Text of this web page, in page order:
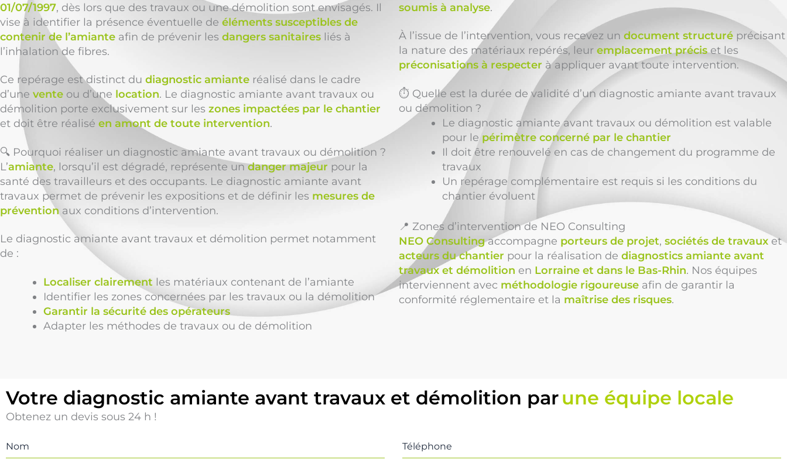
01/07/1997, dès lors que des travaux ou une démolition sont envisagés. Il
vise à identifier la présence éventuelle de éléments susceptibles de
contenir de l’amiante afin de prévenir les dangers sanitaires liés à
l’inhalation de fibres.
Ce repérage est distinct du diagnostic amiante réalisé dans le cadre
d’une vente ou d’une location. Le diagnostic amiante avant travaux ou
démolition porte exclusivement sur les zones impactées par le chantier
et doit être réalisé en amont de toute intervention.
🔍 Pourquoi réaliser un diagnostic amiante avant travaux ou démolition ?
L’amiante, lorsqu’il est dégradé, représente undanger majeur pour la
santé des travailleurs et des occupants. Le diagnostic amiante avant
travaux permet de prévenir les expositions et de définir les mesures de
prévention aux conditions d’intervention.
Le diagnostic amiante avant travaux et démolition permet notamment
de :
Localiser clairement les matériaux contenant de l’amiante
Identifier les zones concernées par les travaux ou la démolition
Garantir la sécurité des opérateurs
Adapter les méthodes de travaux ou de démolition
soumis à analyse.
À l’issue de l’intervention, vous recevez un document structuré précisant
la nature des matériaux repérés, leur emplacement préciset les
préconisations à respecter à appliquer avant toute intervention.
⏱️ Quelle est la durée de validité d’un diagnostic amiante avant travaux
ou démolition ?
Le diagnostic amiante avant travaux ou démolition est valable
pour le périmètre concerné par le chantier
Il doit être renouvelé en cas de changement du programme de
travaux
Un repérage complémentaire est requis si les conditions du
chantier évoluent
📍 Zones d’intervention de NEO Consulting
NEO Consultingaccompagne porteurs de projet, sociétés de travaux et
acteurs du chantier pour la réalisation de diagnostics amiante avant
travaux et démolition en Lorraine et dans le Bas-Rhin. Nos équipes
interviennent avec méthodologie rigoureuse afin de garantir la
conformité réglementaire et la maîtrise des risques.
Votre diagnostic amiante avant travaux et démolition parune équipe locale
Obtenez un devis sous 24 h !
Nom Téléphone